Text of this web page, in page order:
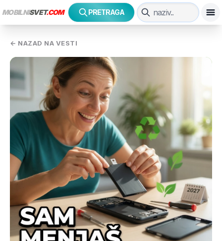
MOBILNISVET.COM PRETRAGA
← NAZAD NA VESTI